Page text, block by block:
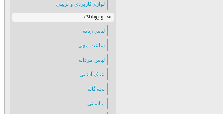
لوازم کاربردی و تزیینی
مد و پوشاک
لباس زنانه
ساعت مچی
لباس مردانه
عینک آفتابی
بچه گانه
مناسبتی